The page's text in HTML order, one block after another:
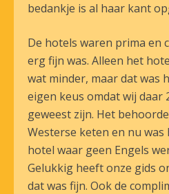
bedankje is al haar kant
De hotels waren prima en
erg fijn was. Alleen het
wat minder, maar dat was
eigen keus omdat wij daar
geweest zijn. Het
Westerse keten en nu was
hotel waar geen Engels
Gelukkig heeft onze gids
dat was fijn. Ook de